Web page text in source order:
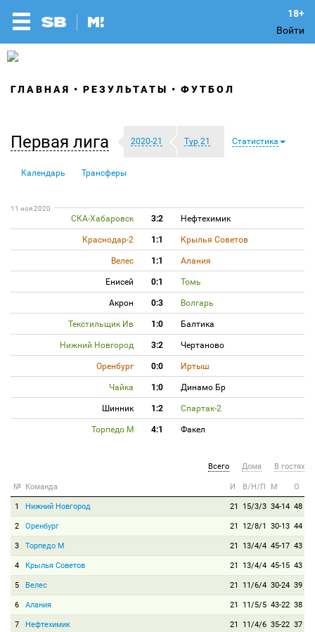
Войти
ГЛАВНАЯ РЕЗУЛЬТАТЫ ФУТБОЛ
Первая лига 2020-21 Тур 21 Статистика
Календарь Трансферы
11 ноя 2020
СКА-Хабаровск 3:2 Нефтехимик
Краснодар-2 1:1 Крылья Советов
Велес 1:1 Алания
Енисей 0:1 Томь
Акрон 0:3 Волгарь
Текстильщик Ив 1:0 Балтика
Нижний Новгород 3:2 Чертаново
Оренбург 0:0 Иртыш
Чайка 1:0 Динамо Бр
Шинник 1:2 Спартак-2
Торпедо М 4:1 Факел
Всего Дома В гостях
№ Команда И В/Н/П М О
1 Нижний Новгород 21 15/3/3 34-14 48
2 Оренбург 21 12/8/1 30-13 44
3 Торпедо М 21 13/4/4 45-17 43
4 Крылья Советов 21 13/4/4 45-15 43
5 Велес 21 11/6/4 30-24 39
6 Алания 21 11/5/5 43-22 38
7 Нефтехимик 21 11/4/6 35-22 37